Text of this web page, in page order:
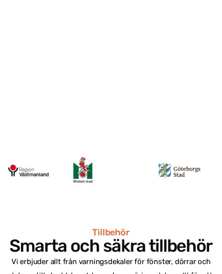
Tillbehör
Smarta och säkra tillbehör
Vi erbjuder allt från varningsdekaler för fönster, dörrar och